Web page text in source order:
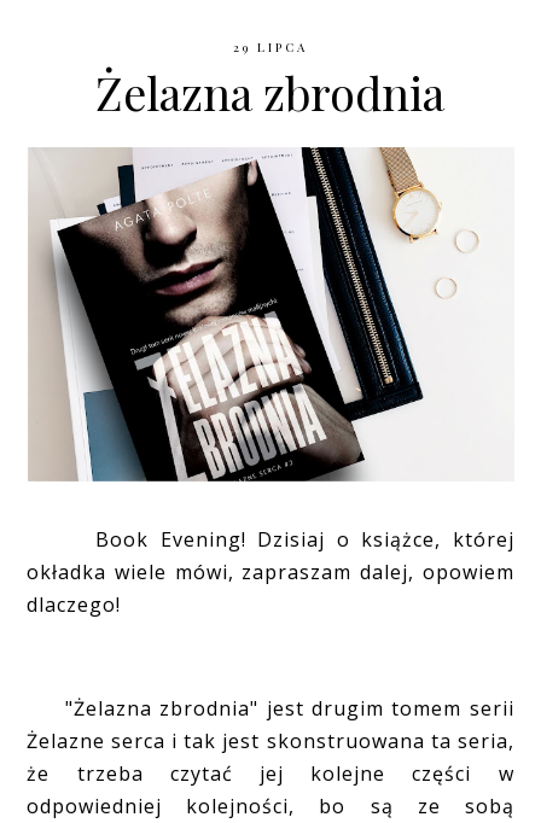
29 LIPCA
Żelazna zbrodnia
Book Evening! Dzisiaj o książce, której
okładka wiele mówi, zapraszam dalej, opowiem
dlaczego!
"Żelazna zbrodnia" jest drugim tomem serii
Żelazne serca i tak jest skonstruowana ta seria,
że trzeba czytać jej kolejne części w
odpowiedniej kolejności, bo są ze sobą